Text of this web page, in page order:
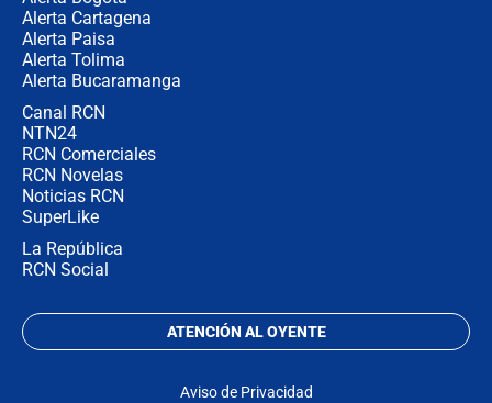
Alerta Cartagena
Alerta Paisa
Alerta Tolima
Alerta Bucaramanga
Canal RCN
NTN24
RCN Comerciales
RCN Novelas
Noticias RCN
SuperLike
La República
RCN Social
ATENCIÓN AL OYENTE
Aviso de Privacidad